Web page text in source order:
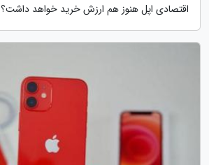
اقتصادی اپل هنوز هم ارزش خرید خواهد داشت؟